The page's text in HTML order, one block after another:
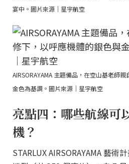
宴中。圖片來源｜星宇航空
AIRSORAYAMA 主題備品，在空山基老師
金色為基調。圖片來源｜星宇航空
亮點四：哪些航線可
機？
STARLUX AIRSORAYAMA 藝術